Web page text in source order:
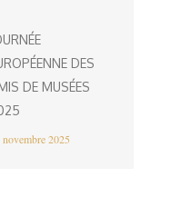
DES
DE MUSÉES
novembre 2025